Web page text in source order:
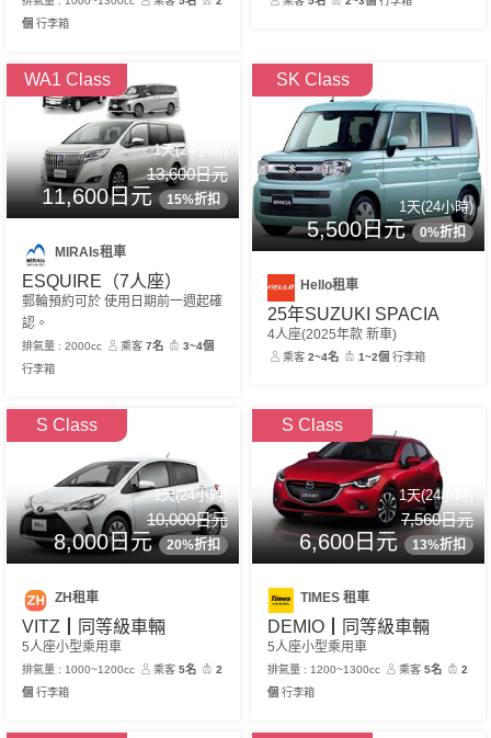
個 行李箱
WA1 Class
1天(24小時)
13,600日元
11,600日元 15%折扣
MIRAIs租車
ESQUIRE（7人座）
郵輪預約可於 使用日期前一週起確
認。
排氣量 : 2000cc 乘客7名
3~4個
行李箱
SK Class
1天(24小時)
5,500日元 0%折扣
Hello租車
25年SUZUKI SPACIA
4人座(2025年款 新車)
乘客2~4名 1~2個 行李箱
S Class
1天(24小時)
10,000日元
8,000日元 20%折扣
ZH租車
VITZ┃同等級車輛
5人座小型乘用車
排氣量 : 1000~1200cc 乘客5名
2
個 行李箱
S Class
1天(24小時)
7,560日元
6,600日元 13%折扣
TIMES 租車
DEMIO┃同等級車輛
5人座小型乘用車
排氣量 : 1200~1300cc 乘客5名
2
個 行李箱